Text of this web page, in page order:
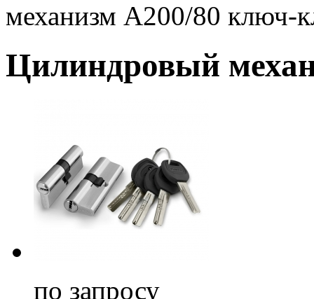
механизм A200/80 ключ-
Цилиндровый
по запросу